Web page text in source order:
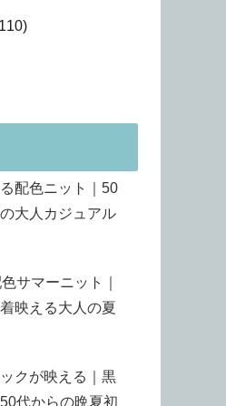
配色ニット｜50
大人カジュアル
サマーニット｜
映える大人の夏
クが映える｜黒
代からの晩夏初